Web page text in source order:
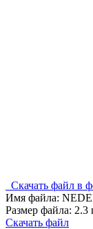
Скачать файл в
Имя файла:
Размер файла: 2.3
Скачать файл